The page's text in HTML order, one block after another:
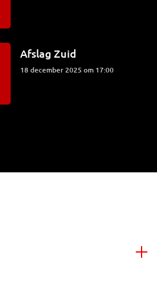
Afslag Zuid
18 december 2025 om 17:00